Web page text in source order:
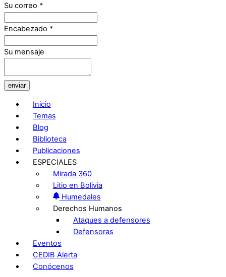
Su correo *
Encabezado *
Su mensaje
enviar
Inicio
Temas
Blog
Biblioteca
Publicaciones
ESPECIALES
Mirada 360
Litio en Bolivia
Humedales
Derechos Humanos
Ataques a defensores
Defensoras
Eventos
CEDIB Alerta
Conócenos